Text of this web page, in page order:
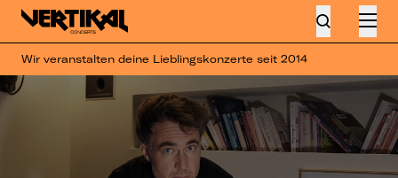
Wir veranstalten deine Lieblingskonzerte seit 2014